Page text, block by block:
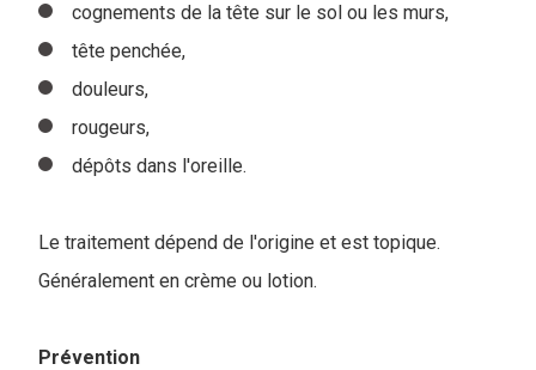
cognements de la tête sur le sol ou les murs,
tête penchée,
douleurs,
rougeurs,
dépôts dans l'oreille.
Le traitement dépend de l'origine et est topique.
Généralement en crème ou lotion.
Prévention